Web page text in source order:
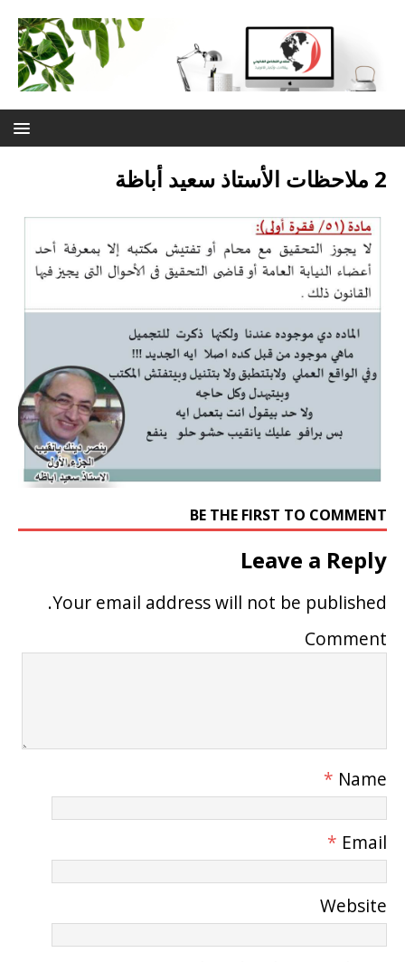
2 ملاحظات الأستاذ سعيد أباظة
BE THE FIRST TO COMMENT
Leave a Reply
Your email address will not be published.
Comment
Name
*
Email
*
Website